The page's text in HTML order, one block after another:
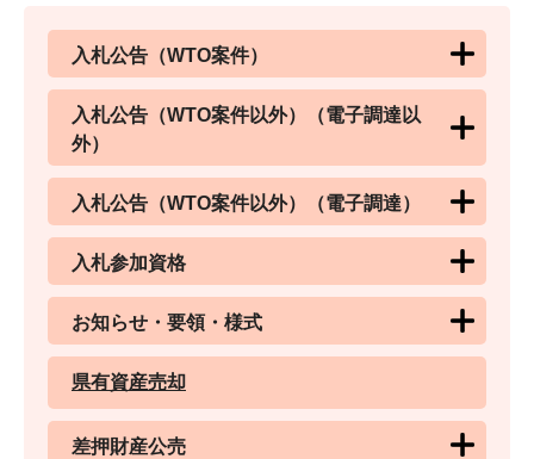
入札公告（WTO案件）
入札公告（WTO案件以外）（電子調達以
外）
入札公告（WTO案件以外）（電子調達）
入札参加資格
お知らせ・要領・様式
県有資産売却
差押財産公売